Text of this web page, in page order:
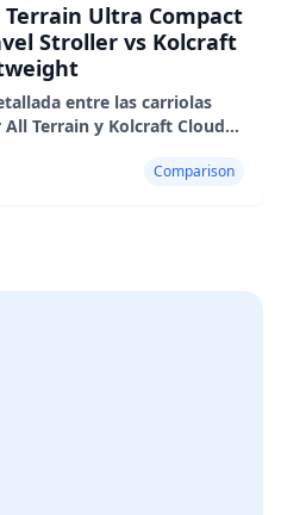
Ultra Compact
Stroller vs Kolcraft
entre las carriolas
Terrain y Kolcraft Cloud
Comparison